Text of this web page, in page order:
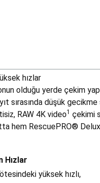
hızlar
olduğu yerde çekim
sırasında düşük
RAW 4K video1 çekimi
hem RescuePRO®
Hızlar
yüksek hızlı,